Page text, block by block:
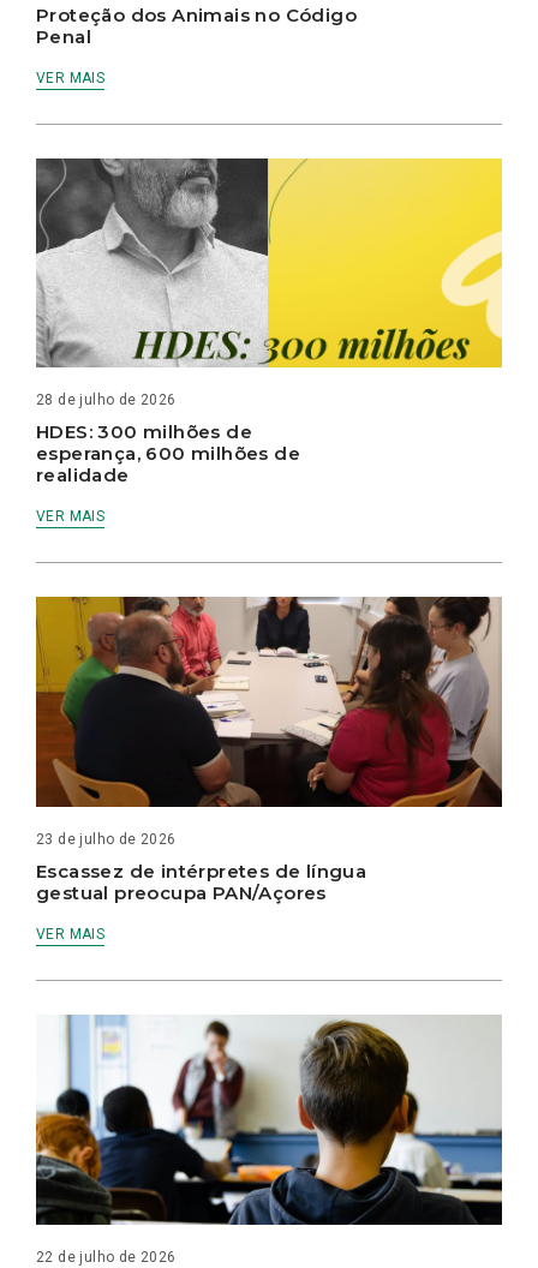
Proteção dos Animais no Código
Penal
VER MAIS
28 de julho de 2026
HDES: 300 milhões de
esperança, 600 milhões de
realidade
VER MAIS
23 de julho de 2026
Escassez de intérpretes de língua
gestual preocupa PAN/Açores
VER MAIS
22 de julho de 2026